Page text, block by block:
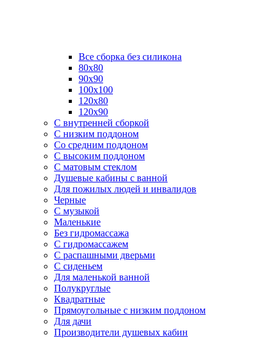
Все сборка без силикона
80х80
90х90
100х100
120х80
120х90
С внутренней сборкой
C низким поддоном
Со средним поддоном
С высоким поддоном
С матовым стеклом
Душевые кабины с ванной
Для пожилых людей и инвалидов
Черные
С музыкой
Маленькие
Без гидромассажа
С гидромассажем
С распашными дверьми
С сиденьем
Для маленькой ванной
Полукруглые
Квадратные
Прямоугольные с низким поддоном
Для дачи
Производители душевых кабин